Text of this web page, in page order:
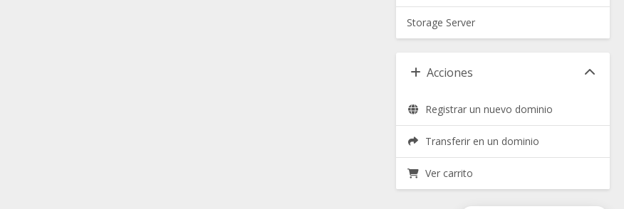
Storage Server
Acciones
Registrar un nuevo dominio
Transferir en un dominio
Ver carrito